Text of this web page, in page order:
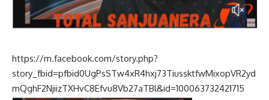
https://m.facebook.com/story.php?
story_fbid=pfbid0UgPsSTw4xR4hxj73TiussktfwMixopVR2yd
mQghF2NjiizTXHvC8Efvu8Vb27aTBl&id=100063732421715